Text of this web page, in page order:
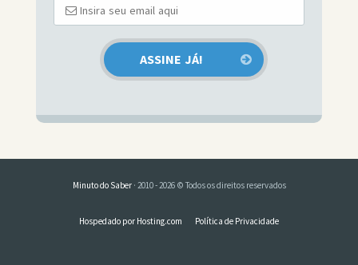
Minuto do Saber· 2010 - 2026 © Todos os direitos reservados
Hospedado por Hosting.com Política de Privacidade